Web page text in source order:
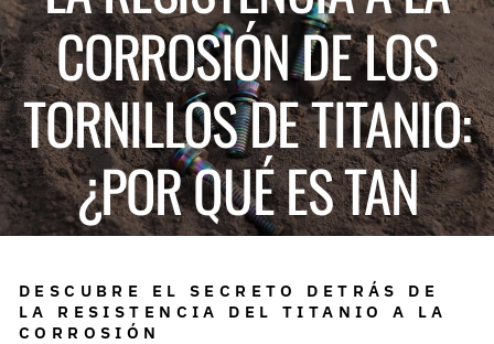
CORROSIÓN DE LOS
TORNILLOS DE TITANIO:
¿POR QUÉ ES TAN
DURADERO?
DESCUBRE EL SECRETO DETRÁS DE
LA RESISTENCIA DEL TITANIO A LA
CORROSIÓN